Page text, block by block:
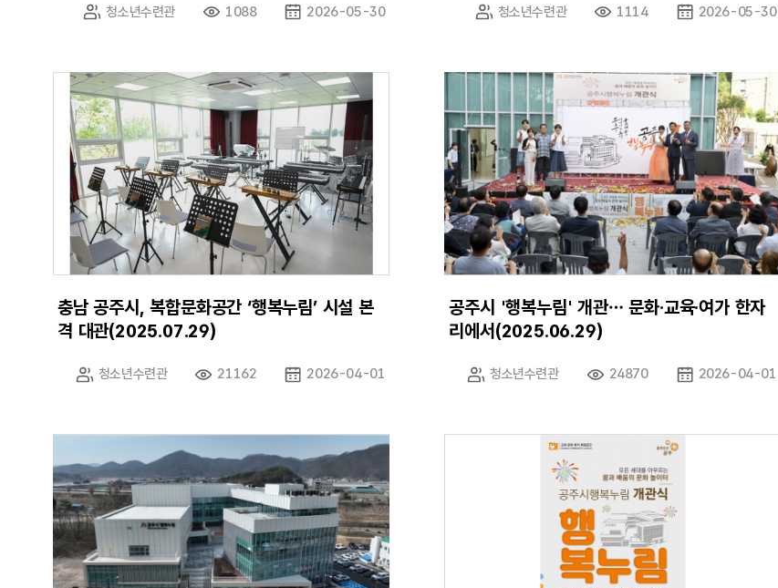
청소년수련관 1088 2026-05-30 청소년수련관 1114 2026-05-30
충남 공주시, 복합문화공간 ‘행복누림’ 시설 본
격 대관(2025.07.29)
청소년수련관 21162 2026-04-01
공주시 '행복누림' 개관… 문화·교육·여가 한자
리에서(2025.06.29)
청소년수련관 24870 2026-04-01